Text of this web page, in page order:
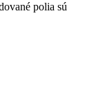
polia sú